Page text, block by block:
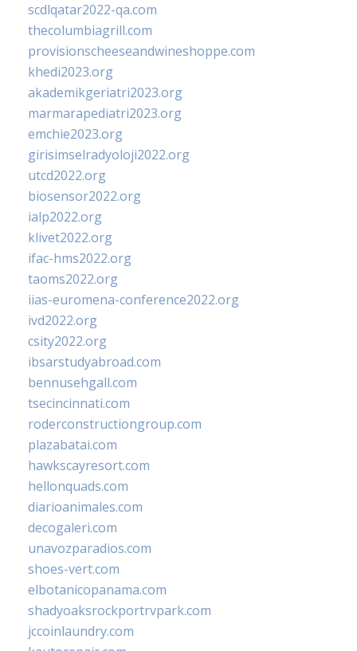
scdlqatar2022-qa.com
thecolumbiagrill.com
provisionscheeseandwineshoppe.com
khedi2023.org
akademikgeriatri2023.org
marmarapediatri2023.org
emchie2023.org
girisimselradyoloji2022.org
utcd2022.org
biosensor2022.org
ialp2022.org
klivet2022.org
ifac-hms2022.org
taoms2022.org
iias-euromena-conference2022.org
ivd2022.org
csity2022.org
ibsarstudyabroad.com
bennusehgall.com
tsecincinnati.com
roderconstructiongroup.com
plazabatai.com
hawkscayresort.com
hellonquads.com
diarioanimales.com
decogaleri.com
unavozparadios.com
shoes-vert.com
elbotanicopanama.com
shadyoaksrockportrvpark.com
jccoinlaundry.com